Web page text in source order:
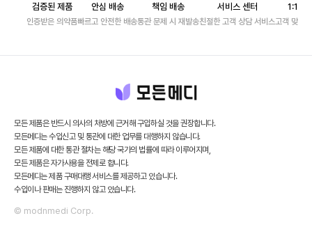
검증된 제품
인증받은 의약품
안심 배송
빠르고 안전한 배송
책임 배송
통관 문제 시 재발송
서비스 센터
친절한 고객 상담 서비스
1:1 문
고객 맞춤
모든 제품은 반드시 의사의 처방에 근거해 구입하실 것을 권장합니다.
모든메디는 수입신고 및 통관에 대한 업무를 대행하지 않습니다.
모든 제품에 대한 통관 절차는 해당 국가의 법률에 따라 이루어지며,
모든 제품은 자가사용을 전제로 합니다.
모든메디는 제품 구매대행 서비스를 제공하고 있습니다.
수입이나 판매는 진행하지 않고 있습니다.
© modnmedi Corp.